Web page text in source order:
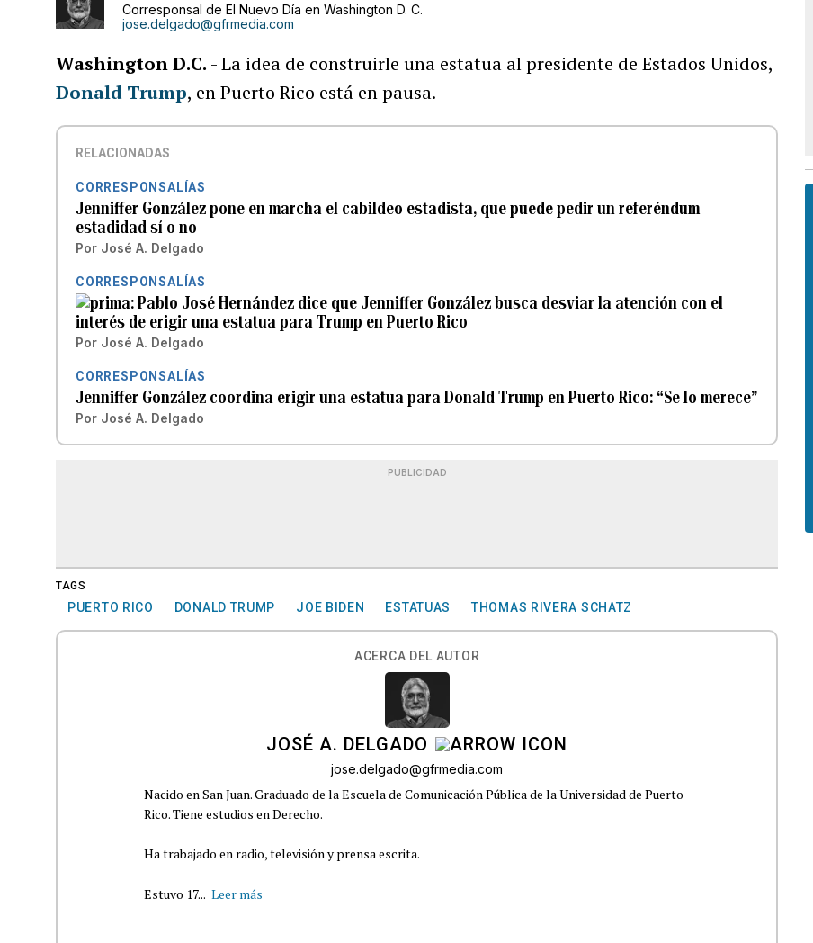
Corresponsal de El Nuevo Día en Washington D. C.
jose.delgado@gfrmedia.com
Washington D.C. - La idea de construirle una estatua al presidente de Estados Unidos,
Donald Trump, en Puerto Rico está en pausa.
RELACIONADAS
CORRESPONSALÍAS
Jenniffer González pone en marcha el cabildeo estadista, que puede pedir un referéndum
estadidad sí o no
Por José A. Delgado
CORRESPONSALÍAS
Pablo José Hernández dice que Jenniffer González busca desviar la atención con el
interés de erigir una estatua para Trump en Puerto Rico
Por José A. Delgado
CORRESPONSALÍAS
Jenniffer González coordina erigir una estatua para Donald Trump en Puerto Rico: “Se lo merece”
Por José A. Delgado
PUBLICIDAD
TAGS
PUERTO RICO DONALD TRUMP JOE BIDEN ESTATUAS THOMAS RIVERA SCHATZ
ACERCA DEL AUTOR
JOSÉ A. DELGADO
jose.delgado@gfrmedia.com
Nacido en San Juan. Graduado de la Escuela de Comunicación Pública de la Universidad de Puerto
Rico. Tiene estudios en Derecho.
Ha trabajado en radio, televisión y prensa escrita.
Estuvo 17... Leer más